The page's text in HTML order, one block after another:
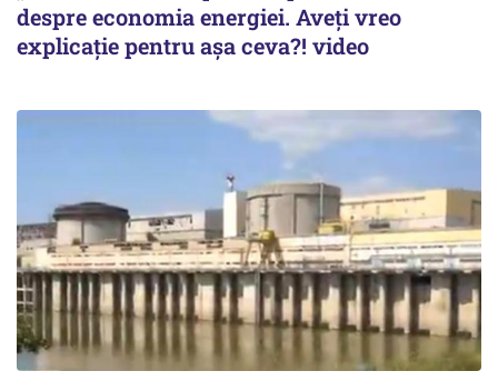
despre economia energiei. Aveți vreo
explicație pentru așa ceva?! video